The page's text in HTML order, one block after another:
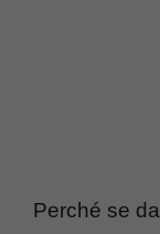
Perché se